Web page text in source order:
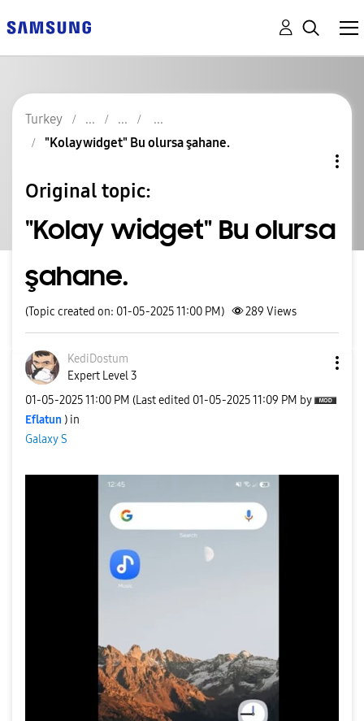
Turkey
"Kolay widget" Bu olursa şahane.
Original topic:
"Kolay widget" Bu olursa
şahane.
(Topic created on: 01-05-2025 11:00 PM) 289 Views
KediDostum
Expert Level 3
‎01-05-202511:00 PM (Last edited ‎01-05-202511:09 PM by
Eflatun ) in
Galaxy S